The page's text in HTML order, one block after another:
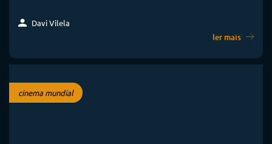
Davi Vilela
ler mais
cinema mundial